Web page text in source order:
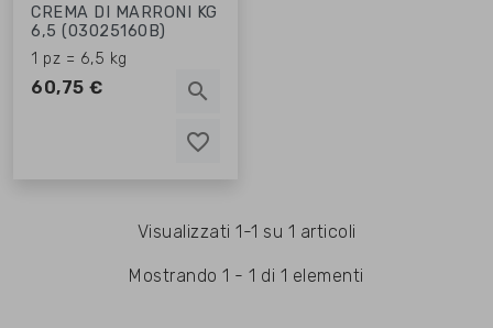
favorite_border
favorite_border
CREMA DI MARRONI KG
6,5 (03025160B)
1 pz = 6,5 kg
60,75 € search
Visualizzati 1-1 su 1 articoli
Mostrando 1 - 1 di 1 elementi